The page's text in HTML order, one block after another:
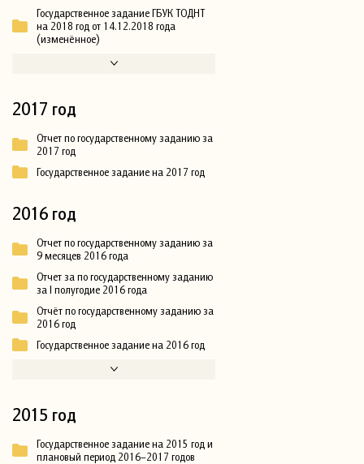
Государственное задание ГБУК ТОДНТ
на 2018 год от 14.12.2018 года
(изменённое)
2017 год
Отчет по государственному заданию за
2017 год
Государственное задание на 2017 год
2016 год
Отчет по государственному заданию за
9 месяцев 2016 года
Отчет за по государственному заданию
за I полугодие 2016 года
Отчёт по государственному заданию за
2016 год
Государственное задание на 2016 год
2015 год
Государственное задание на 2015 год и
плановый период 2016–2017 годов